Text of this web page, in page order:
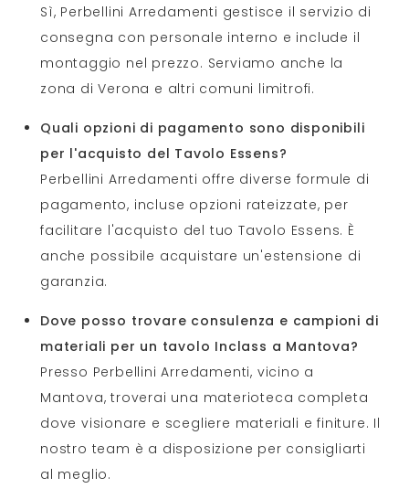
Sì, Perbellini Arredamenti gestisce il servizio di
consegna con personale interno e include il
montaggio nel prezzo. Serviamo anche la
zona di Verona e altri comuni limitrofi.
Quali opzioni di pagamento sono disponibili
per l'acquisto del Tavolo Essens?
Perbellini Arredamenti offre diverse formule di
pagamento, incluse opzioni rateizzate, per
facilitare l'acquisto del tuo Tavolo Essens. È
anche possibile acquistare un'estensione di
garanzia.
Dove posso trovare consulenza e campioni di
materiali per un tavolo Inclass a Mantova?
Presso Perbellini Arredamenti, vicino a
Mantova, troverai una materioteca completa
dove visionare e scegliere materiali e finiture. Il
nostro team è a disposizione per consigliarti
al meglio.